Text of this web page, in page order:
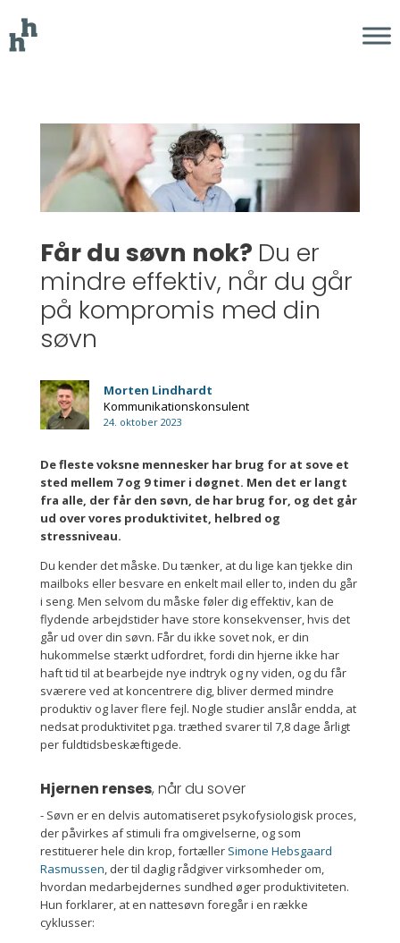
Får du søvn nok? Du er
mindre effektiv, når du går
på kompromis med din
søvn
Morten Lindhardt
Kommunikationskonsulent
24. oktober 2023
De fleste voksne mennesker har brug for at sove et
sted mellem 7 og 9 timer i døgnet. Men det er langt
fra alle, der får den søvn, de har brug for, og det går
ud over vores produktivitet, helbred og
stressniveau.
Du kender det måske. Du tænker, at du lige kan tjekke din
mailboks eller besvare en enkelt mail eller to, inden du går
i seng. Men selvom du måske føler dig effektiv, kan de
flydende arbejdstider have store konsekvenser, hvis det
går ud over din søvn. Får du ikke sovet nok, er din
hukommelse stærkt udfordret, fordi din hjerne ikke har
haft tid til at bearbejde nye indtryk og ny viden, og du får
sværere ved at koncentrere dig, bliver dermed mindre
produktiv og laver flere fejl. Nogle studier anslår endda, at
nedsat produktivitet pga. træthed svarer til 7,8 dage årligt
per fuldtidsbeskæftigede.
Hjernen renses, når du sover
- Søvn er en delvis automatiseret psykofysiologisk proces,
der påvirkes af stimuli fra omgivelserne, og som
restituerer hele din krop, fortæller Simone Hebsgaard
Rasmussen, der til daglig rådgiver virksomheder om,
hvordan medarbejdernes sundhed øger produktiviteten.
Hun forklarer, at en nattesøvn foregår i en række
cyklusser: